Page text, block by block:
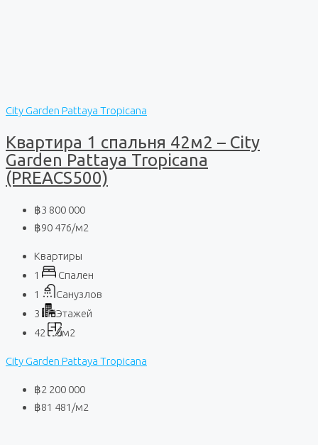
City Garden Pattaya Tropicana
Квартира 1 спальня 42м2 – City
Garden Pattaya Tropicana
(PREACS500)
฿3 800 000
฿90 476/м2
Квартиры
1
Спален
1
Санузлов
3
Этажей
42
м2
City Garden Pattaya Tropicana
฿2 200 000
฿81 481 /м2